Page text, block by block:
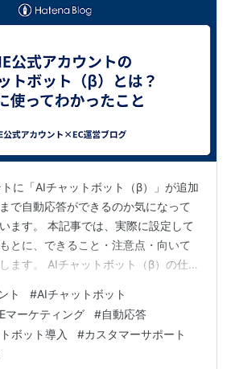
に「AIチャットボット（β）」が追加
で自動応答ができるのか気になって
ます。 本記事では、実際に設定して
とに、できること・注意点・向いて
ます。 AIチャットボット（β）の仕組
ージ内容をもとに、事前に登録した
を選んで返信する機能です。 「何で
く、 - 登録したQ&Aの範囲内で回答
を解釈して近い回答を返す という仕
ト #AIチャットボット
マーケティング #自動応答
ボット導入 #カスタマーサポート